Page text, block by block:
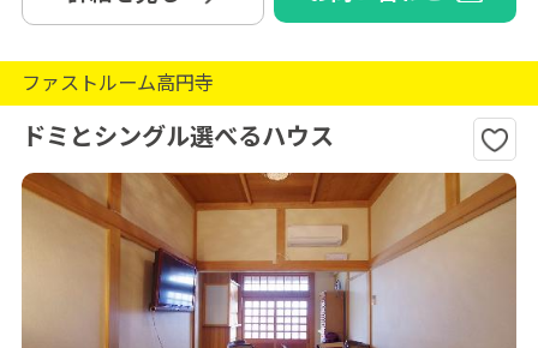
ファストルーム高円寺
ドミとシングル選べるハウス